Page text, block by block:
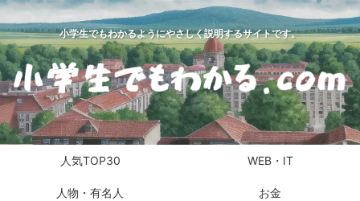
小学生でもわかるようにやさしく説明するサイトです。
人気TOP30 WEB・IT
人物・有名人 お金